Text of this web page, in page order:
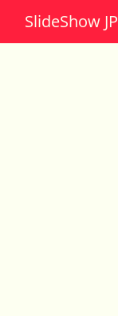
SlideShow JP